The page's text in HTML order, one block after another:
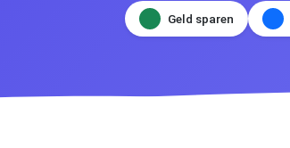
Geld sparen